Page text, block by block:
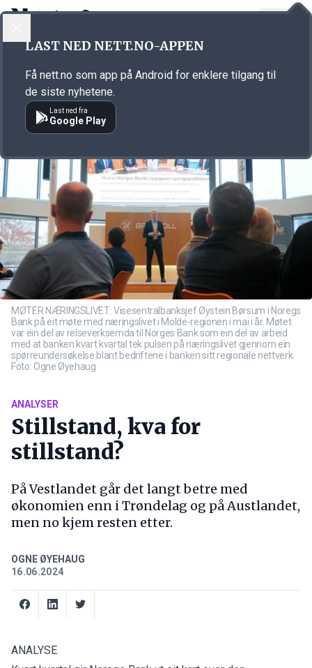
Annonsørinnhold
MØTER NÆRINGSLIVET: Visesentralbanksjef Øystein Børsum i Noregs
Bank på eit møte med næringslivet i Molde-regionen i mai i år. Møtet
var ein del av reiseverksemda til Norges Bank som ein del av arbeid
med at banken kvart kvartal tek pulsen på næringslivet gjennom ein
spørreundersøkelse blant bedriftene i banken sitt regionale nettverk.
Foto: Ogne Øyehaug
ANALYSER
Stillstand, kva for
stillstand?
På Vestlandet går det langt betre med
økonomien enn i Trøndelag og på Austlandet,
men no kjem resten etter.
OGNE ØYEHAUG
16.06.2024
ANALYSE
LAST NED NETT.NO-APPEN
Få nett.no som app på Android for enklere tilgang til
de siste nyhetene.
Last ned fra
Google Play